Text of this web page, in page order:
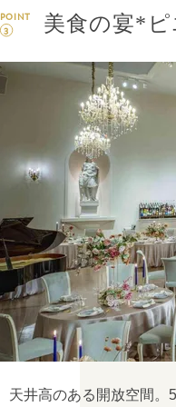
POINT
3
美食の宴*
天井高のある開放空間。